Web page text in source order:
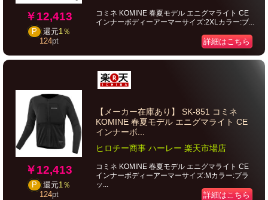
￥12,413
P 還元1％
124pt
コミネ KOMINE 春夏モデル エニグマライト CE
インナーボディーアーマーサイズ:2XLカラー:ブ...
詳細はこちら
￥12,413
P 還元1％
124pt
【メーカー在庫あり】 SK-851 コミネ
KOMINE 春夏モデル エニグマライト CE
インナーボ...
ヒロチー商事 ハーレー 楽天市場店
コミネ KOMINE 春夏モデル エニグマライト CE
インナーボディーアーマーサイズ:Mカラー:ブラ
ッ...
詳細はこちら